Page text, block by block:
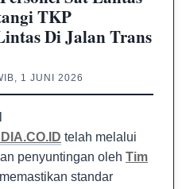
TKP
Di Jalan Trans
1 JUNI 2026
telah melalui
penyuntingan oleh Tim
standar